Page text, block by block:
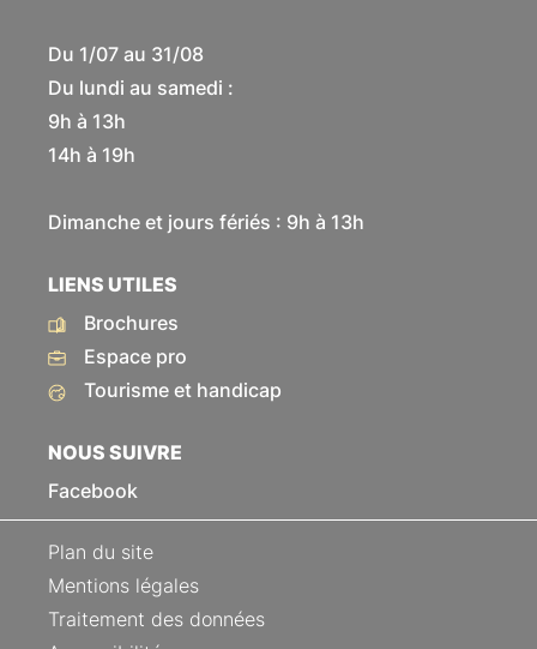
Du 1/07 au 31/08
Du lundi au samedi :
9h à 13h
14h à 19h
Dimanche et jours fériés : 9h à 13h
LIENS UTILES
Brochures
Espace pro
Tourisme et handicap
NOUS SUIVRE
Facebook
Plan du site
Mentions légales
Traitement des données